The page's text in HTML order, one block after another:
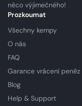
něco výjimečného!
Prozkoumat
Všechny kempy
O nás
FAQ
Garance vrácení peněz
Blog
Help & Support